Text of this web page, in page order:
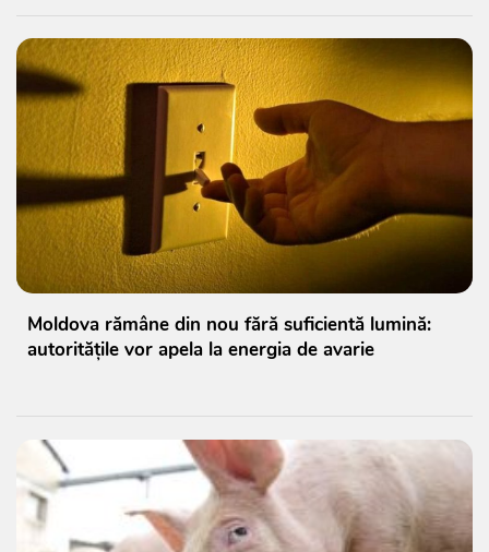
Moldova rămâne din nou fără suficientă lumină:
autoritățile vor apela la energia de avarie